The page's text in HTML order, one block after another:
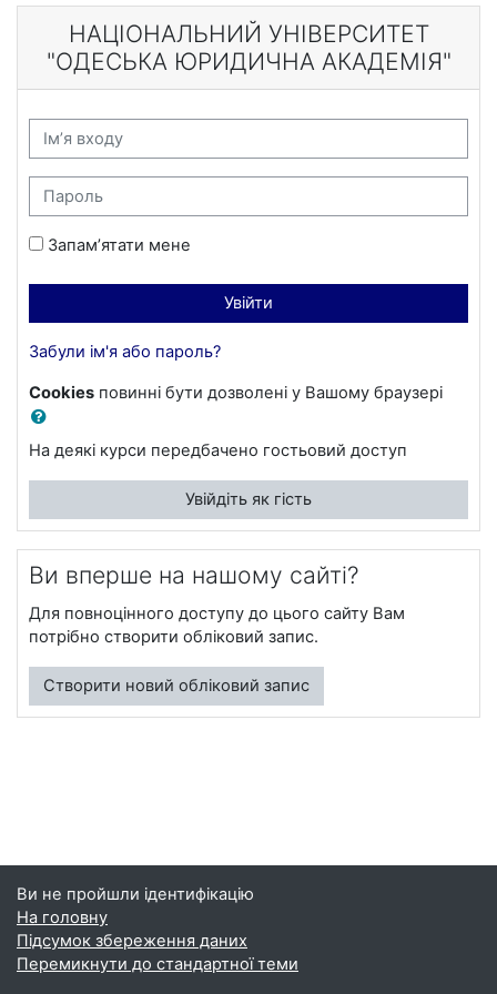
Перейти до головного вмісту
НАЦІОНАЛЬНИЙ УНІВЕРСИТЕТ
"ОДЕСЬКА ЮРИДИЧНА АКАДЕМІЯ"
Ім’я входу
Пароль
Запам’ятати мене
Увійти
Забули ім'я або пароль?
Cookies повинні бути дозволені у Вашому браузері
На деякі курси передбачено гостьовий доступ
Увійдіть як гість
Ви вперше на нашому сайті?
Для повноцінного доступу до цього сайту Вам
потрібно створити обліковий запис.
Створити новий обліковий запис
Ви не пройшли ідентифікацію
На головну
Підсумок збереження даних
Перемикнути до стандартної теми